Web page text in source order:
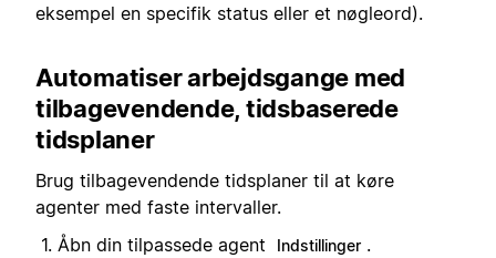
eksempel en specifik status eller et nøgleord).
Automatiser arbejdsgange med
tilbagevendende, tidsbaserede
tidsplaner
Brug tilbagevendende tidsplaner til at køre
agenter med faste intervaller.
Åbn din tilpassede agent
Indstillinger .